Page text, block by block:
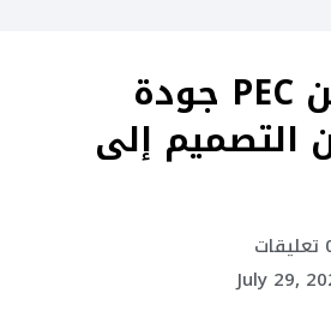
كيف تضمن PEC جودة
التصميم إلى
July 29,